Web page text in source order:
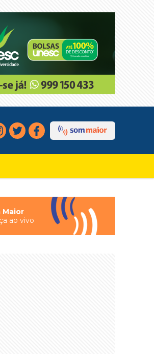
Maior
ao vivo